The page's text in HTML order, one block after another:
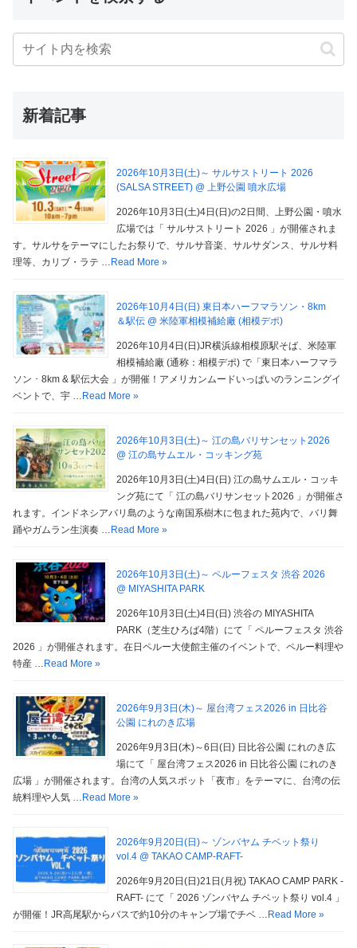
新着記事
2026年10月3日(土)～ サルサストリート 2026
(SALSA STREET) @ 上野公園 噴水広場
2026年10月3日(土)4日(日)の2日間、上野公園・噴水
広場では「 サルサストリート 2026 」が開催されま
す。サルサをテーマにしたお祭りで、サルサ音楽、サルサダンス、サルサ料
理等、カリブ・ラテ … Read More »
2026年10月4日(日) 東日本ハーフマラソン・8km
＆駅伝 @ 米陸軍相模補給廠 (相模デポ)
2026年10月4日(日)JR横浜線相模原駅そば、米陸軍
相模補給廠 (通称：相模デポ) で「東日本ハーフマラ
ソン ･ 8km & 駅伝大会 」が開催！アメリカンムードいっぱいのランニングイ
ベントで、宇 … Read More »
2026年10月3日(土)～ 江の島バリサンセット2026
@ 江の島サムエル・コッキング苑
2026年10月3日(土)4日(日) 江の島サムエル・コッキ
ング苑にて「 江の島バリサンセット2026 」が開催さ
れます。インドネシアバリ島のような南国系樹木に包まれた苑内で、バリ舞
踊やガムラン生演奏 … Read More »
2026年10月3日(土)～ ペルーフェスタ 渋谷 2026
@ MIYASHITA PARK
2026年10月3日(土)4日(日) 渋谷の MIYASHITA
PARK（芝生ひろば4階）にて「 ペルーフェスタ 渋谷
2026 」が開催されます。在日ペルー大使館主催のイベントで、ペルー料理や
特産 … Read More »
2026年9月3日(木)～ 屋台湾フェス2026 in 日比谷
公園 にれのき広場
2026年9月3日(木)～6日(日) 日比谷公園 にれのき広
場にて「 屋台湾フェス2026 in 日比谷公園 にれのき
広場 」が開催されます。台湾の人気スポット「夜市」をテーマに、台湾の伝
統料理や人気 … Read More »
2026年9月20日(日)～ ゾンバヤム チベット祭り
vol.4 @ TAKAO CAMP-RAFT-
2026年9月20日(日)21日(月祝) TAKAO CAMP PARK -
RAFT- にて「 2026 ゾンバヤム チベット祭り vol.4 」
が開催！JR高尾駅からバスで約10分のキャンプ場でチベ … Read More »